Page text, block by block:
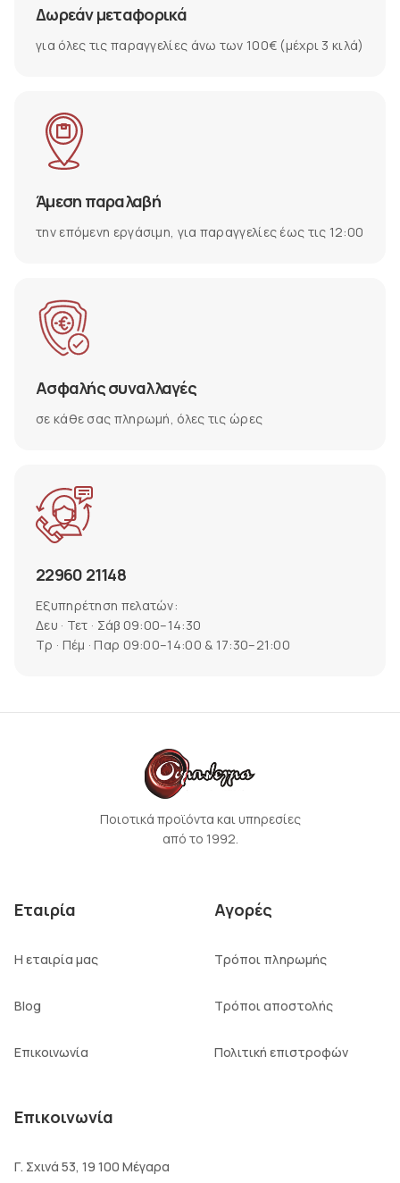
Δωρεάν μεταφορικά
για όλες τις παραγγελίες άνω των 100€ (μέχρι 3 κιλά)
Άμεση παραλαβή
την επόμενη εργάσιμη, για παραγγελίες έως τις 12:00
Ασφαλής συναλλαγές
σε κάθε σας πληρωμή, όλες τις ώρες
22960 21148
Εξυπηρέτηση πελατών:
Δευ · Τετ · Σάβ 09:00–14:30
Τρ · Πέμ · Παρ 09:00–14:00 & 17:30–21:00
Ποιοτικά προϊόντα και υπηρεσίες
από το 1992.
Εταιρία
Η εταιρία μας
Blog
Επικοινωνία
Αγορές
Τρόποι πληρωμής
Τρόποι αποστολής
Πολιτική επιστροφών
Επικοινωνία
Γ. Σχινά 53, 19 100 Μέγαρα